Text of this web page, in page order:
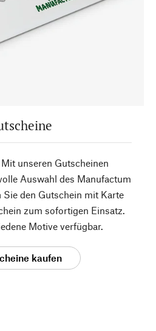
unseren Gutscheinen
Auswahl des Manufactum
den Gutschein mit Karte
zum sofortigen Einsatz.
Motive verfügbar.
kaufen